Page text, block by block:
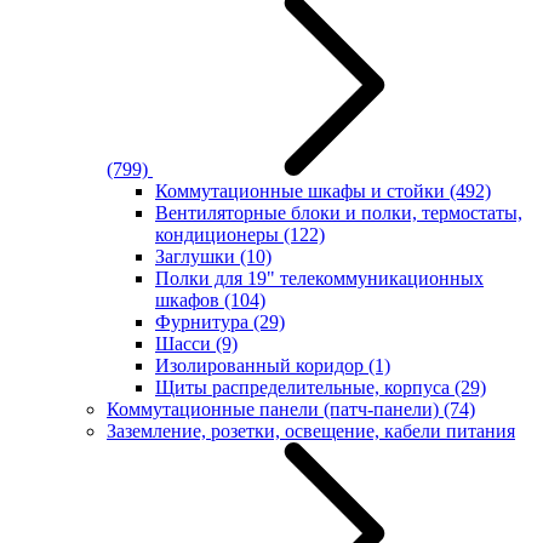
(799)
Коммутационные шкафы и стойки (492)
Вентиляторные блоки и полки, термостаты,
кондиционеры (122)
Заглушки (10)
Полки для 19" телекоммуникационных
шкафов (104)
Фурнитура (29)
Шасси (9)
Изолированный коридор (1)
Щиты распределительные, корпуса (29)
Коммутационные панели (патч-панели) (74)
Заземление, розетки, освещение, кабели питания